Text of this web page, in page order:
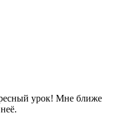
урок! Мне ближе